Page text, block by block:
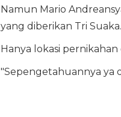
Namun Mario
yang diberikan Tri Suaka.
Hanya lokasi
"Sepengetahuannya ya